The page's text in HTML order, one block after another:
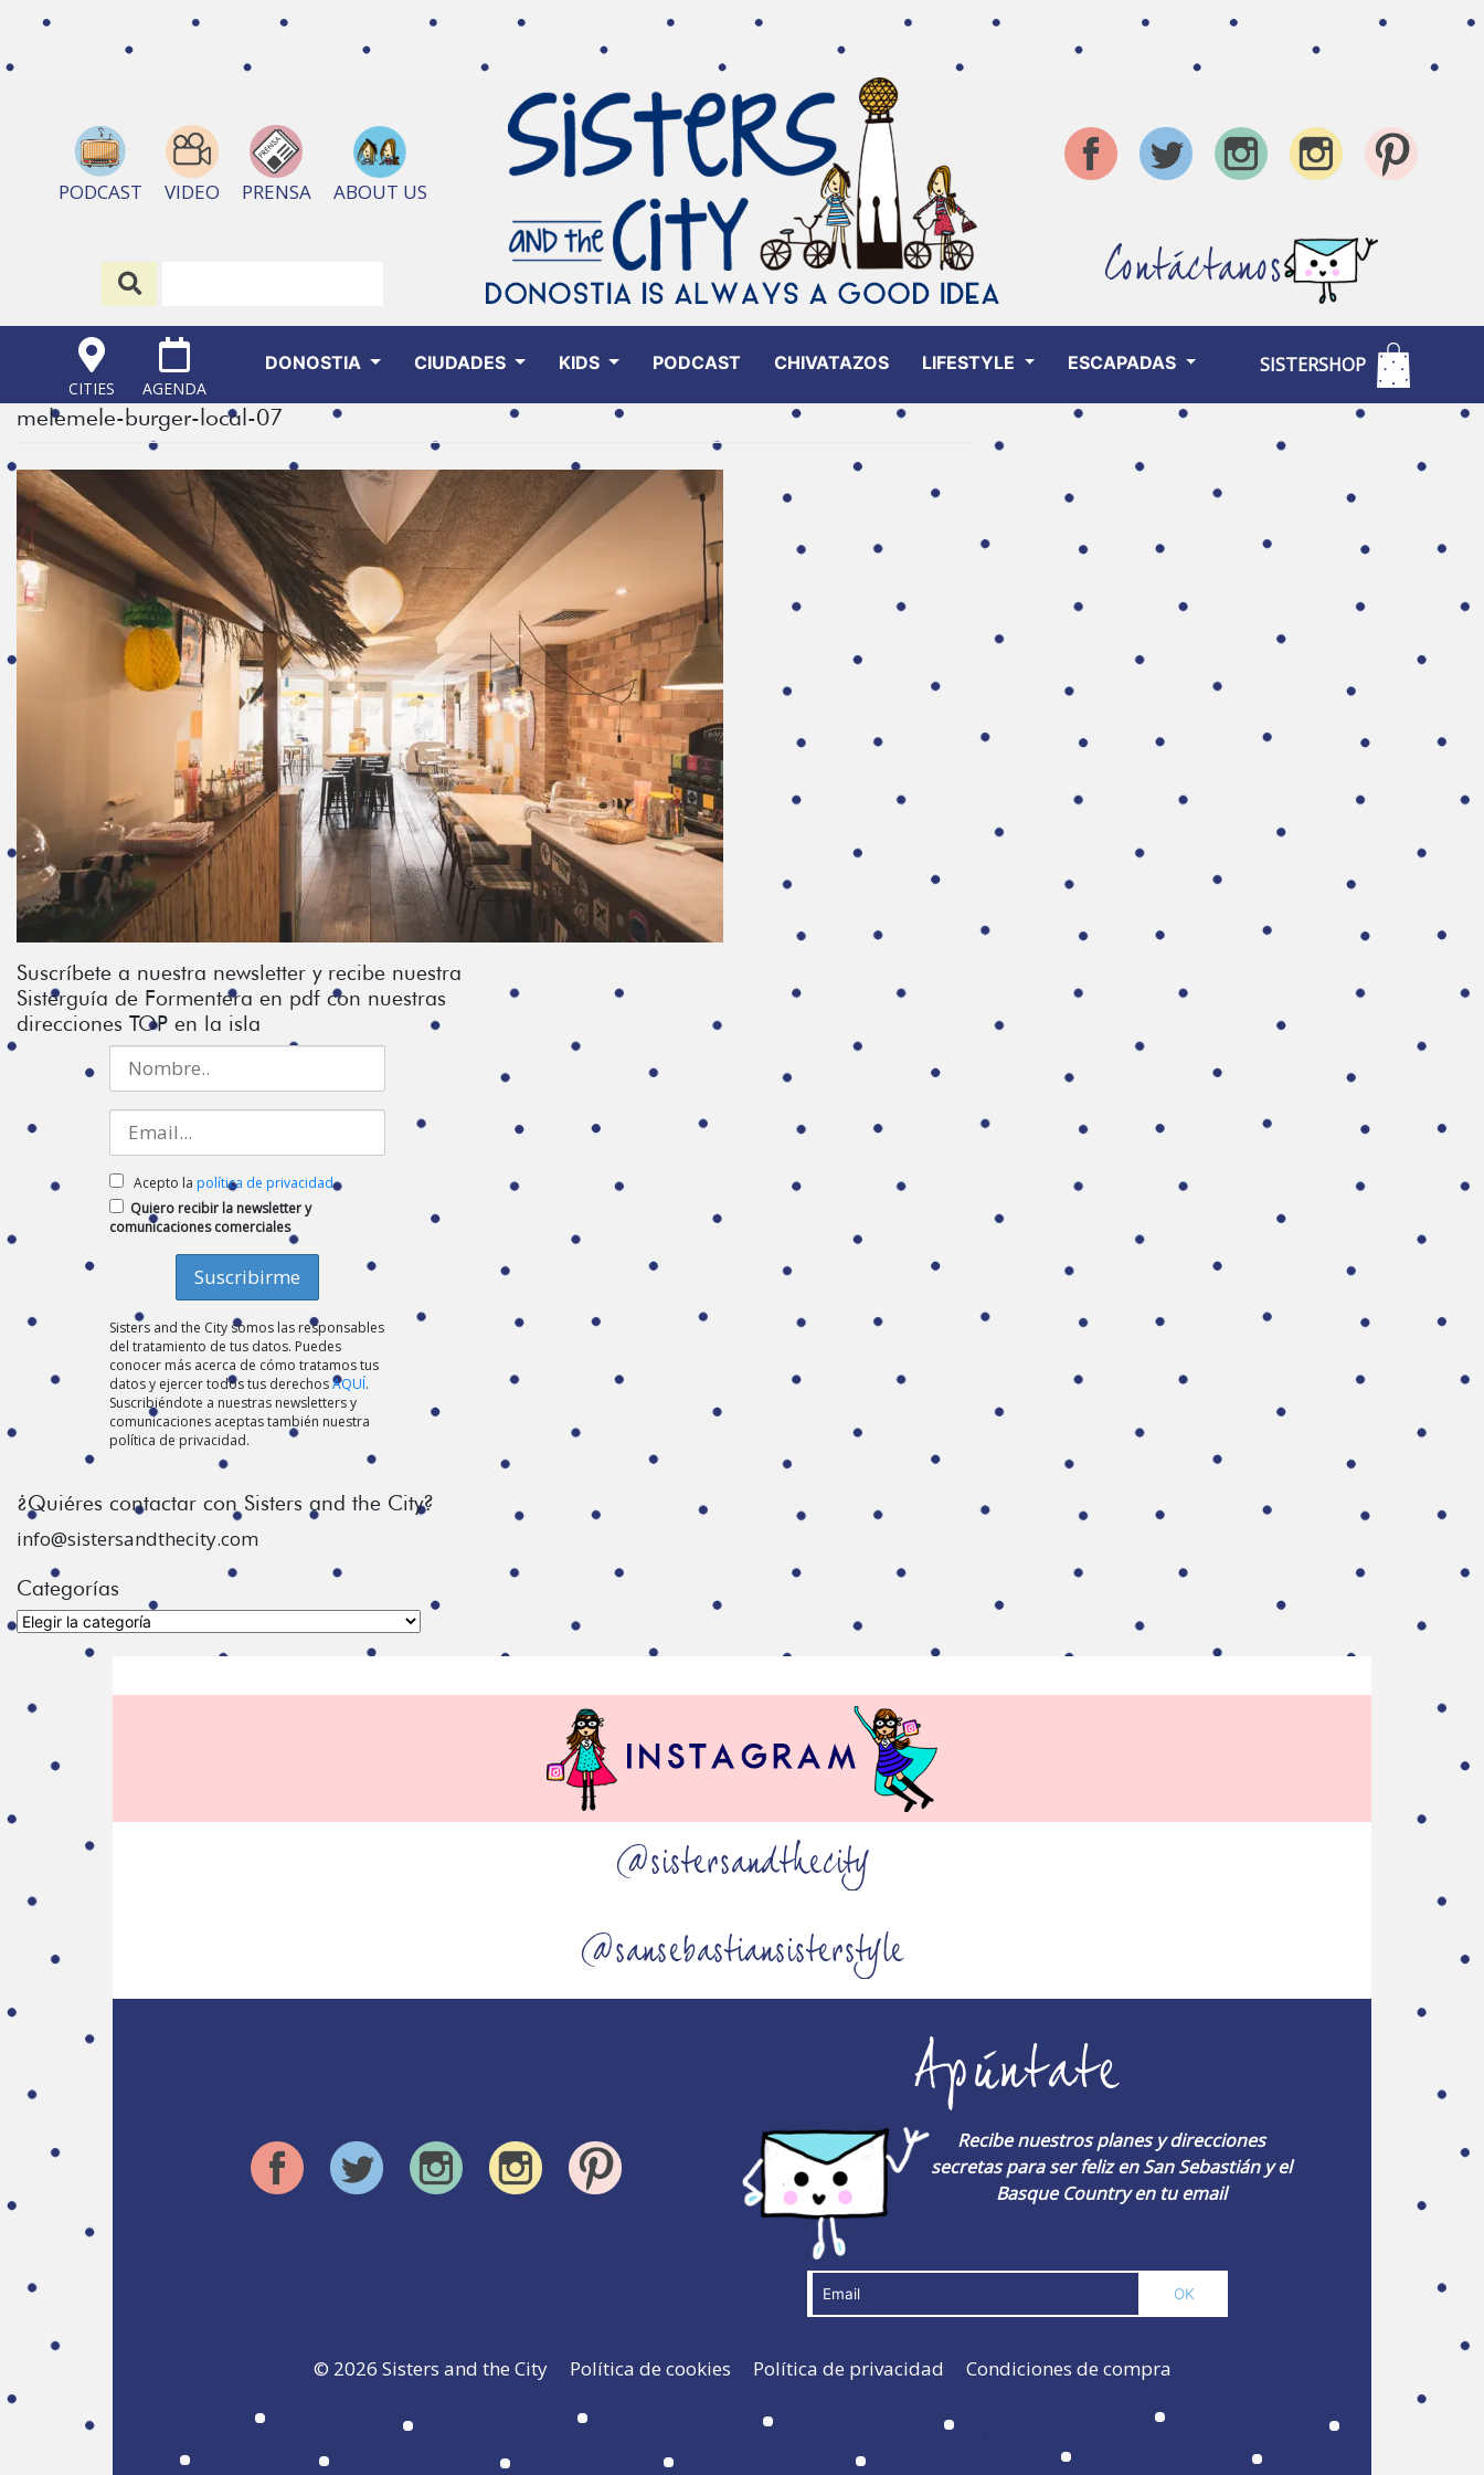
PODCAST VIDEO PRENSA ABOUT US
Contáctanos
CITIES AGENDA
DONOSTIA CIUDADES KIDS PODCAST CHIVATAZOS LIFESTYLE ESCAPADAS SISTERSHOP
melemele-burger-local-07
Suscríbete a nuestra newsletter y recibe nuestra
Sisterguía de Formentera en pdf con nuestras
direcciones TOP en la isla
Acepto la política de privacidad
Quiero recibir la newsletter y
comunicaciones comerciales
Sisters and the City somos las responsables
del tratamiento de tus datos. Puedes
conocer más acerca de cómo tratamos tus
datos y ejercer todos tus derechosAQUÍ.
Suscribiéndote a nuestras newsletters y
comunicaciones aceptas también nuestra
política de privacidad.
¿Quiéres contactar con Sisters and the City?
info@sistersandthecity.com
Categorías
Categorías
@sistersandthecity
@sansebastiansisterstyle
Apúntate
Recibe nuestros planes y direcciones
secretas para ser feliz en San Sebastián y el
Basque Country en tu email
© 2026 Sisters and the City Política de cookies Política de privacidad Condiciones de compra